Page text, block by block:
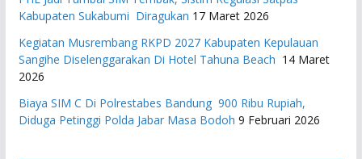
Kabupaten Sukabumi Diragukan 17 Maret 2026
Kegiatan Musrembang RKPD 2027 ​Kabupaten Kepulauan
Sangihe Diselenggarakan Di Hotel Tahuna Beach 14 Maret
2026
Biaya SIM C Di Polrestabes Bandung 900 Ribu Rupiah,
Diduga Petinggi Polda Jabar Masa Bodoh 9 Februari 2026